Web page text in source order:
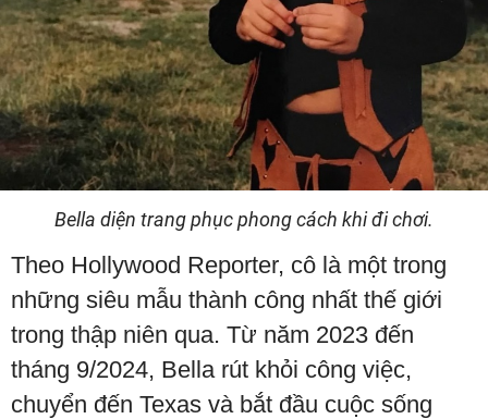
Bella diện trang phục phong cách khi đi chơi.
Theo Hollywood Reporter, cô là một trong
những siêu mẫu thành công nhất thế giới
trong thập niên qua. Từ năm 2023 đến
tháng 9/2024, Bella rút khỏi công việc,
chuyển đến Texas và bắt đầu cuộc sống